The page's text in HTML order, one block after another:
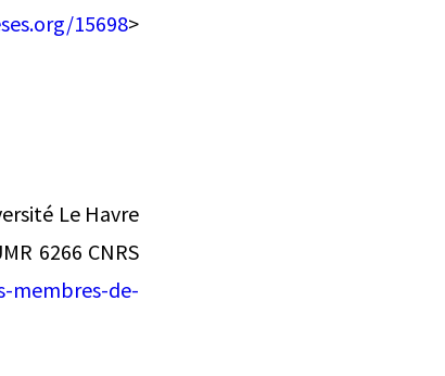
15698>
Le Havre
6266 CNRS
membres-de-